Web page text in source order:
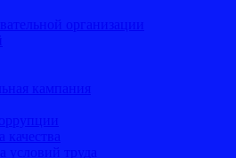
организации
кампания
качества
условий труда